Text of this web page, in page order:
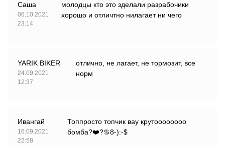
Саша
06.10.2021
23:14
молодцы кто это зделали разрабочики
хорошо и отличтно нилагает ни чего
YARIK BIKER
24.09.2021
12:37
отлично, не лагает, не тормозит, все
норм
Ивангай
16.09.2021
22:58
Топпросто топчик вау крутоооооооо
бомба?️❤️?♋8-):-$